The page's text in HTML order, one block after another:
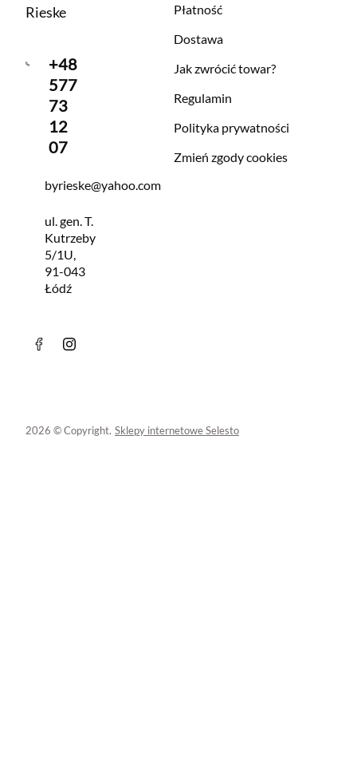
Rieske
+48
577
73
12
07
byrieske@yahoo.com
ul. gen. T.
Kutrzeby
5/1U,
91-043
Łódź
Płatność
Dostawa
Jak zwrócić towar?
Regulamin
Polityka prywatności
Zmień zgody cookies
2026 © Copyright. Sklepy internetowe Selesto